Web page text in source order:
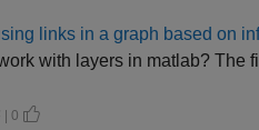
links in a graph based on
with layers in matlab?
| 0